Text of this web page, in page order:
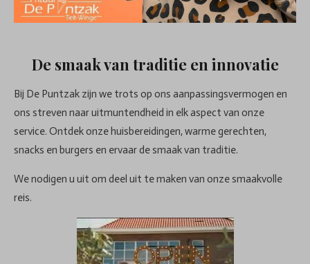
De smaak van traditie en innovatie
Bij De Puntzak zijn we trots op ons aanpassingsvermogen en
ons streven naar uitmuntendheid in elk aspect van onze
service. Ontdek onze huisbereidingen, warme gerechten,
snacks en burgers en ervaar de smaak van traditie.
We nodigen u uit om deel uit te maken van onze smaakvolle
reis.